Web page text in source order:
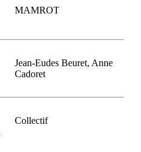
MAMROT
Jean-Eudes Beuret, Anne
Cadoret
Collectif